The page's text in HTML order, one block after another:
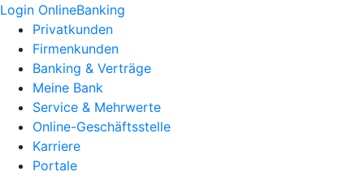
Login OnlineBanking
Privatkunden
Firmenkunden
Banking & Verträge
Meine Bank
Service & Mehrwerte
Online-Geschäftsstelle
Karriere
Portale